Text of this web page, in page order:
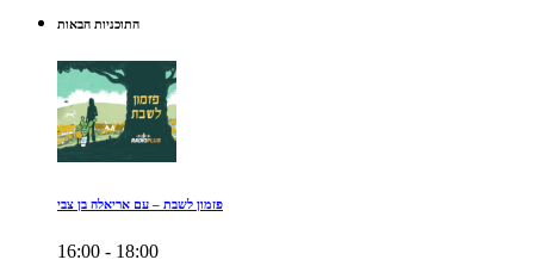
התוכניות הבאות
פזמון לשבת – עם אריאלה בן צבי
16:00 - 18:00